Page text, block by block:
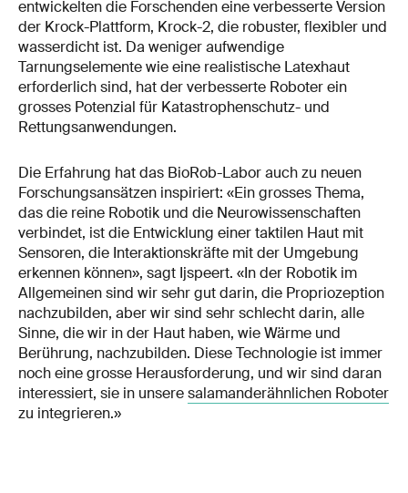
entwickelten die Forschenden eine verbesserte Version
der Krock-Plattform, Krock-2, die robuster, flexibler und
wasserdicht ist. Da weniger aufwendige
Tarnungselemente wie eine realistische Latexhaut
erforderlich sind, hat der verbesserte Roboter ein
grosses Potenzial für Katastrophenschutz- und
Rettungsanwendungen.
Die Erfahrung hat das BioRob-Labor auch zu neuen
Forschungsansätzen inspiriert: «Ein grosses Thema,
das die reine Robotik und die Neurowissenschaften
verbindet, ist die Entwicklung einer taktilen Haut mit
Sensoren, die Interaktionskräfte mit der Umgebung
erkennen können», sagt Ijspeert. «In der Robotik im
Allgemeinen sind wir sehr gut darin, die Propriozeption
nachzubilden, aber wir sind sehr schlecht darin, alle
Sinne, die wir in der Haut haben, wie Wärme und
Berührung, nachzubilden. Diese Technologie ist immer
noch eine grosse Herausforderung, und wir sind daran
interessiert, sie in unseresalamanderähnlichen Roboter
zu integrieren.»